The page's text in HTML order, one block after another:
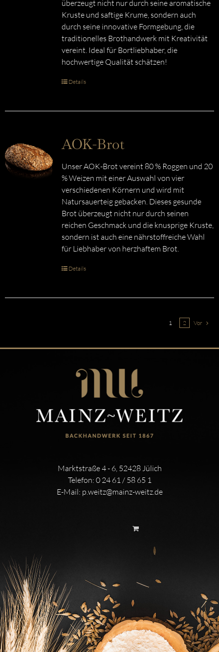
überzeugt nicht nur durch seine aromatische
Kruste und saftige Krume, sondern auch
durch seine innovative Formgebung, die
traditionelles Brothandwerk mit Kreativität
vereint. Ideal für Bortliebhaber, die
hochwertige Qualität schätzen!
Details
AOK-Brot
Unser AOK-Brot vereint 80 % Roggen und 20
% Weizen mit einer Auswahl von vier
verschiedenen Körnern und wird mit
Natursauerteig gebacken. Dieses gesunde
Brot überzeugt nicht nur durch seinen
reichen Geschmack und die knusprige Kruste,
sondern ist auch eine nährstoffreiche Wahl
für Liebhaber von herzhaftem Brot.
Details
1 2 Vor
Marktstraße 4 - 6, 52428 Jülich
Telefon: 0 24 61 / 58 65 1
E-Mail: p.weitz@mainz-weitz.de